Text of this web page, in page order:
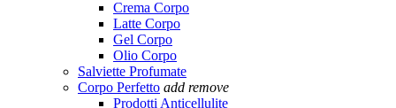
Crema Corpo
Latte Corpo
Gel Corpo
Olio Corpo
Salviette Profumate
Corpo Perfetto add remove
Prodotti Anticellulite